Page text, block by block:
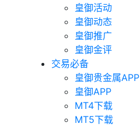
皇御活动
皇御动态
皇御推广
皇御金评
交易必备
皇御贵金属APP
皇御APP
MT4下载
MT5下载